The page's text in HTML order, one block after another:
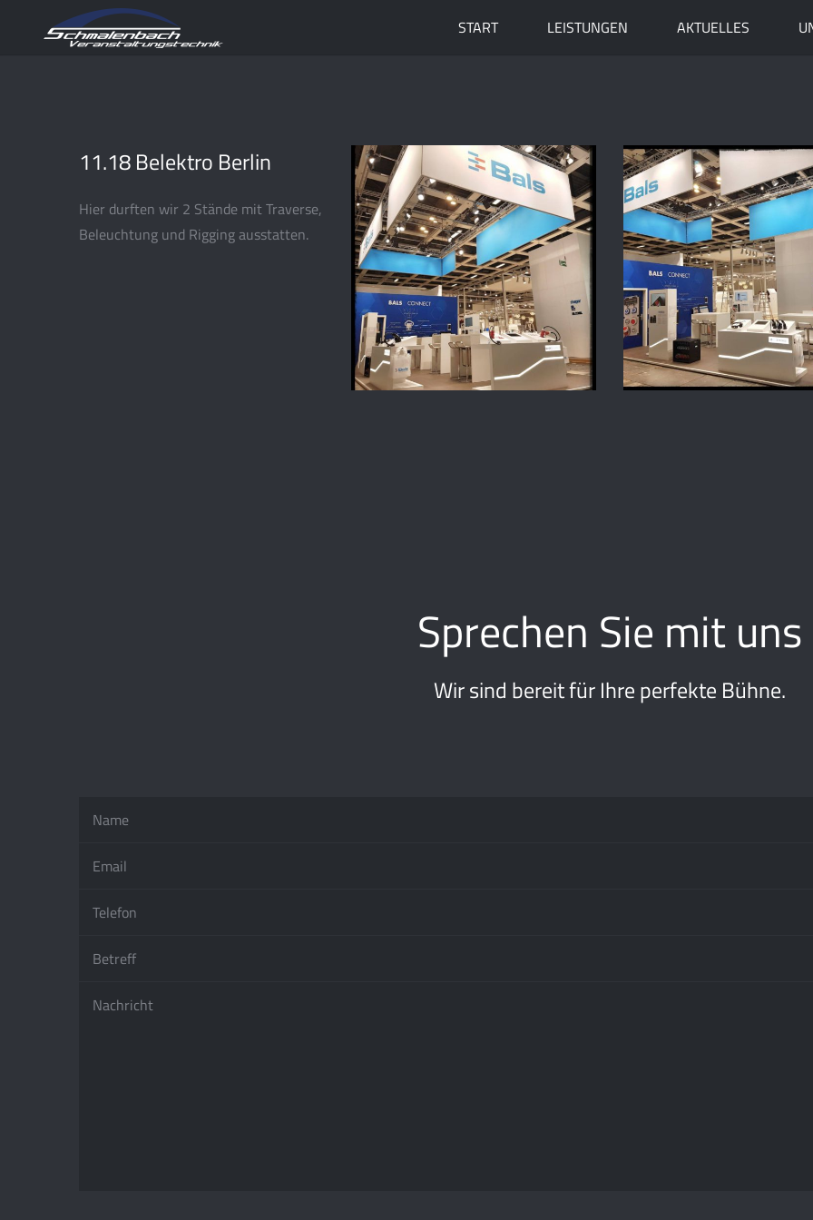
START LEISTUNGEN AKTUELLES
11.18 Belektro Berlin
Hier durften wir 2 Stände mit Traverse,
Beleuchtung und Rigging ausstatten.
Sprechen Sie mit uns
Wir sind bereit für Ihre perfekte Bühne.